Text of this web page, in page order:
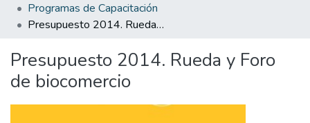
Statistics
Estadísticas Externas
Programas de Capacitación
Presupuesto 2014. Rueda y Foro de biocomercio
Presupuesto 2014. Rueda y Foro
de biocomercio